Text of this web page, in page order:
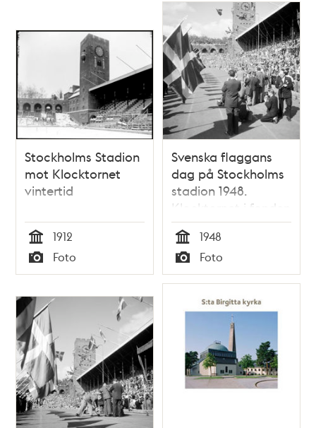
Stockholms Stadion
mot Klocktornet
vintertid
Tid
1912
Typ
Foto
Svenska flaggans
dag på Stockholms
stadion 1948.
Klocktornet i fonden
Tid
1948
Typ
Foto